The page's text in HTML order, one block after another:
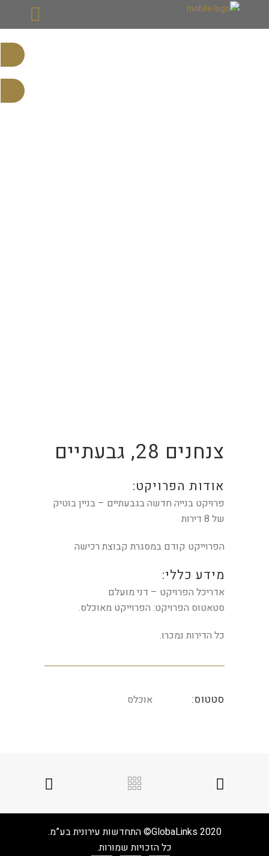
צנחנים 28, גבעתיים
אודות הפרויקט:
פרויקט בנייה חדשה בגבעתיים – בניין בוטיק
של 8 דירות
הפרוייקט קודם במסגרת קבוצת רכישה
מידע כללי:
אדריכל הפרויקט – דני מועלם
סטאטוס הפרויקט: הפרוייקט מאוכלס.
כל הדירות נמכרו.
סטטוס: אוכלס
GlobaLinks 2020© התחדשות עירונית בע”מ.
כל הזכויות שמורות.